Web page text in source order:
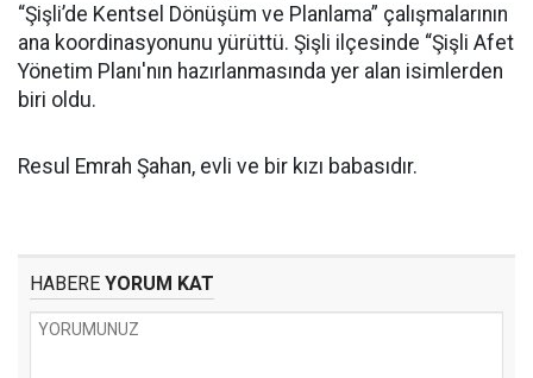
“Şişli’de Kentsel Dönüşüm ve Planlama” çalışmalarının
ana koordinasyonunu yürüttü. Şişli ilçesinde “Şişli Afet
Yönetim Planı'nın hazırlanmasında yer alan isimlerden
biri oldu.
Resul Emrah Şahan, evli ve bir kızı babasıdır.
HABERE YORUM KAT